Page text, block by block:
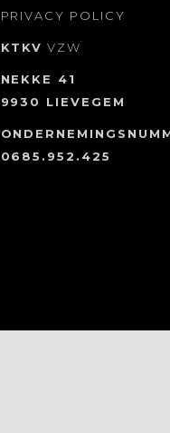
PRIVACY POLICY
KTKV VZW
NEKKE 41
9930 LIEVEGEM
0685.952.425